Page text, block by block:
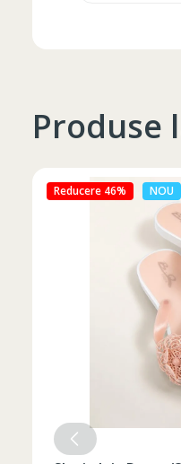
Produse
Reducere 27% NOU